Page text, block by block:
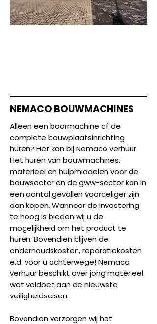
NEMACO BOUWMACHINES
Alleen een boormachine of de
complete bouwplaatsinrichting
huren? Het kan bij Nemaco verhuur.
Het huren van bouwmachines,
materieel en hulpmiddelen voor de
bouwsector en de gww-sector kan in
een aantal gevallen voordeliger zijn
dan kopen. Wanneer de investering
te hoog is bieden wij u de
mogelijkheid om het product te
huren. Bovendien blijven de
onderhoudskosten, reparatiekosten
e.d. voor u achterwege! Nemaco
verhuur beschikt over jong materieel
wat voldoet aan de nieuwste
veiligheidseisen.
Bovendien verzorgen wij het